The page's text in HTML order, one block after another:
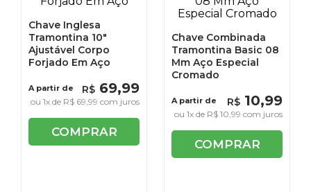
Chave Inglesa
Tramontina 10"
Ajustável Corpo
Forjado Em Aço
A partir de R$ 69,99
ou1x de R$ 69,99 com juros
COMPRAR
Chave Combinada
Tramontina Basic 08
Mm Aço Especial
Cromado
A partir de R$ 10,99
ou1x de R$ 10,99 com juros
COMPRAR